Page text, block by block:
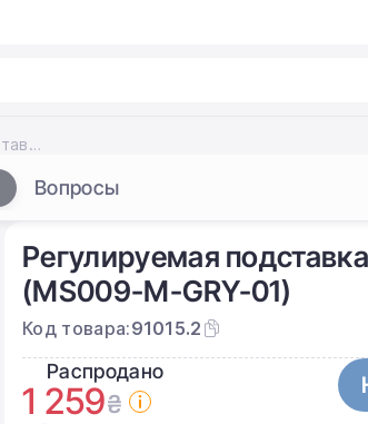
Регулируемая подставка MOFT X Tablet Stand для iPad (MS009-M-GRY-01)
Вопросы
Регулируемая
(MS009-M-GRY-01)
Код товара:91015.2
Распродано
1 259₴